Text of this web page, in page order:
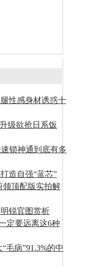
性感身材诱惑十
级欲抢日系饭
锁神通到底有多
造自强“蓝芯”
领顶配版实拍解
锐官图赏析
定要远离这6种
毛病”91.3%的中